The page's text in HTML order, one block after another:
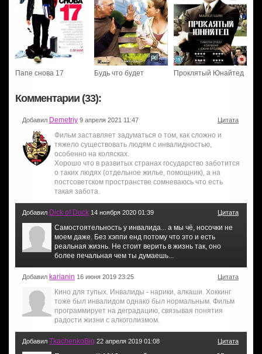
Папе снова 17 Будь что будет Проклятый Юнайтед
Комментарии (33):
Добавил Demetriy 9 апреля 2021 11:47 Цитата
Фильм заставляет задуматься о том, как сложно и
тяжело существовать людям с инвалидностью,
особенно на колясках.
Хорошо что в развитых странах государство заботится
о таких людях (отдельное жилье, помощник), а на
постсоветском пространстве сомневаюсь что есть
такая забота.
Добавил Dick of Duck 14 ноября 2020 01:39 Цитата
Самостоятельность у инвалида... а мы чё, носочки не
моем даже. Без хэппи енд потому что это и есть
реальная жизнь. Не стоит верить в жизнь так, оно
более печальная чем ты думаешь...
Добавил karianin 16 июня 2019 23:25 Цитата
Кино для тупых. Инвалиды - нарики, алкаши. Хоккинг
тоже был инвалидом однако был нормальным. Фильм
программирует на деградацию, связывая понятия
радости жизни с алкоголизмом.
Добавил TkachenkoBig 22 апреля 2019 01:08 Цитата